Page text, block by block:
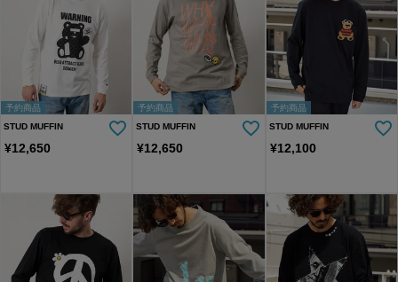
予約商品
STUD MUFFIN
¥12,650
予約商品
STUD MUFFIN
¥12,650
予約商品
STUD MUFFIN
¥12,100